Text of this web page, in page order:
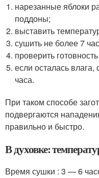
нарезанные яблоки
поддоны;
выставить
сушить не более 7
проверить
если осталась
часа.
При таком способе
подвергаются
правильно и быстро.
В духовке:
Время сушки : 3 — 6